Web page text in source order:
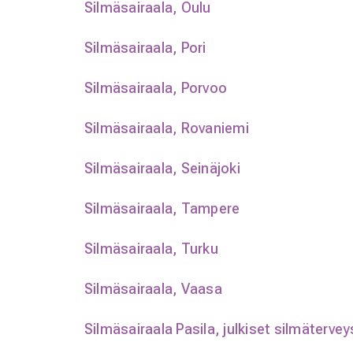
Silmäsairaala, Oulu
Silmäsairaala, Pori
Silmäsairaala, Porvoo
Silmäsairaala, Rovaniemi
Silmäsairaala, Seinäjoki
Silmäsairaala, Tampere
Silmäsairaala, Turku
Silmäsairaala, Vaasa
Silmäsairaala Pasila, julkiset